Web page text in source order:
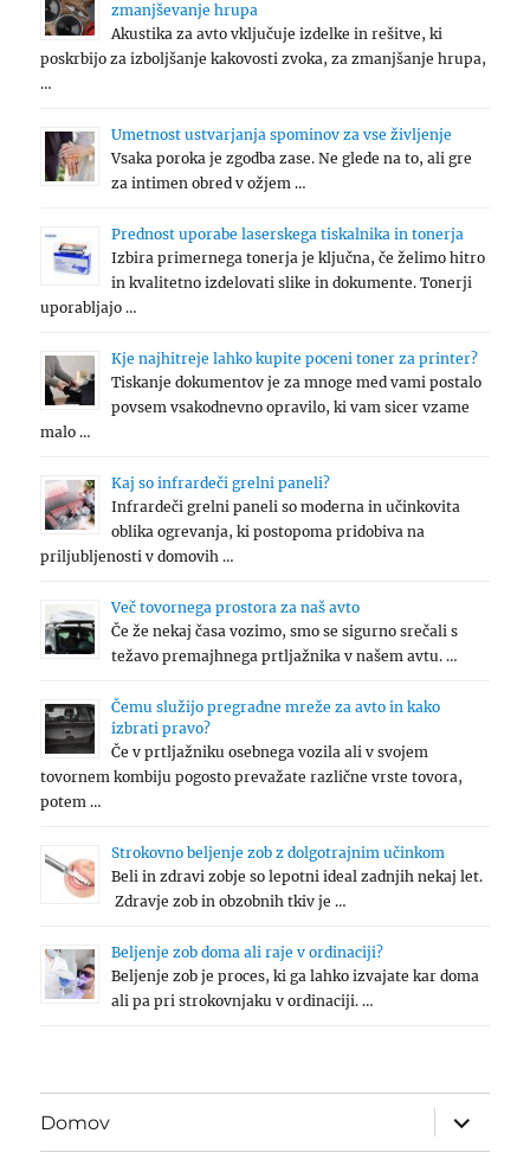
zmanjševanje hrupa
Akustika za avto vključuje izdelke in rešitve, ki
poskrbijo za izboljšanje kakovosti zvoka, za zmanjšanje hrupa,
…
Umetnost ustvarjanja spominov za vse življenje
Vsaka poroka je zgodba zase. Ne glede na to, ali gre
za intimen obred v ožjem …
Prednost uporabe laserskega tiskalnika in tonerja
Izbira primernega tonerja je ključna, če želimo hitro
in kvalitetno izdelovati slike in dokumente. Tonerji
uporabljajo …
Kje najhitreje lahko kupite poceni toner za printer?
Tiskanje dokumentov je za mnoge med vami postalo
povsem vsakodnevno opravilo, ki vam sicer vzame
malo …
Kaj so infrardeči grelni paneli?
Infrardeči grelni paneli so moderna in učinkovita
oblika ogrevanja, ki postopoma pridobiva na
priljubljenosti v domovih …
Več tovornega prostora za naš avto
Če že nekaj časa vozimo, smo se sigurno srečali s
težavo premajhnega prtljažnika v našem avtu. …
Čemu služijo pregradne mreže za avto in kako
izbrati pravo?
Če v prtljažniku osebnega vozila ali v svojem
tovornem kombiju pogosto prevažate različne vrste tovora,
potem …
Strokovno beljenje zob z dolgotrajnim učinkom
Beli in zdravi zobje so lepotni ideal zadnjih nekaj let.
Zdravje zob in obzobnih tkiv je …
Beljenje zob doma ali raje v ordinaciji?
Beljenje zob je proces, ki ga lahko izvajate kar doma
ali pa pri strokovnjaku v ordinaciji. …
Domov
expand
child
menu